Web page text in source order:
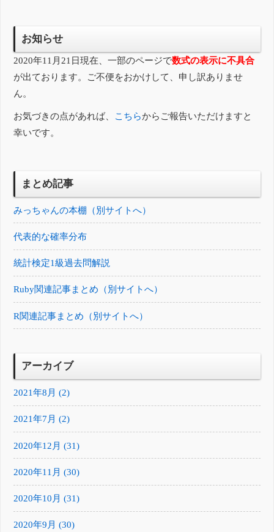
お知らせ
2020年11月21日現在、一部のページで数式の表示に不具合
が出ております。ご不便をおかけして、申し訳ありませ
ん。
お気づきの点があれば、 こちらからご報告いただけますと
幸いです。
まとめ記事
みっちゃんの本棚（別サイトへ）
代表的な確率分布
統計検定1級過去問解説
Ruby関連記事まとめ（別サイトへ）
R関連記事まとめ（別サイトへ）
アーカイブ
2021年8月 (2)
2021年7月 (2)
2020年12月 (31)
2020年11月 (30)
2020年10月 (31)
2020年9月 (30)